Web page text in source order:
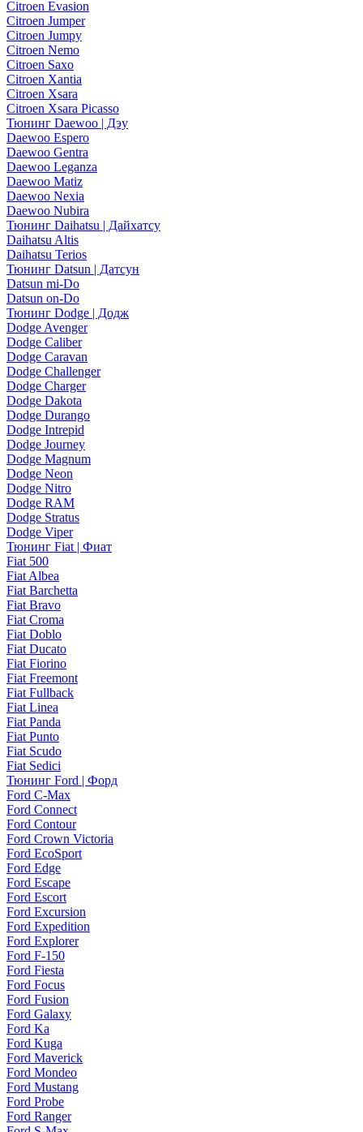
Citroen Evasion
Citroen Jumper
Citroen Jumpy
Citroen Nemo
Citroen Saxo
Citroen Xantia
Citroen Xsara
Citroen Xsara Picasso
Тюнинг Daewoo | Дэу
Daewoo Espero
Daewoo Gentra
Daewoo Leganza
Daewoo Matiz
Daewoo Nexia
Daewoo Nubira
Тюнинг Daihatsu | Дайхатсу
Daihatsu Altis
Daihatsu Terios
Тюнинг Datsun | Датсун
Datsun mi-Do
Datsun on-Do
Тюнинг Dodge | Додж
Dodge Avenger
Dodge Caliber
Dodge Caravan
Dodge Challenger
Dodge Charger
Dodge Dakota
Dodge Durango
Dodge Intrepid
Dodge Journey
Dodge Magnum
Dodge Neon
Dodge Nitro
Dodge RAM
Dodge Stratus
Dodge Viper
Тюнинг Fiat | Фиат
Fiat 500
Fiat Albea
Fiat Barchetta
Fiat Bravo
Fiat Croma
Fiat Doblo
Fiat Ducato
Fiat Fiorino
Fiat Freemont
Fiat Fullback
Fiat Linea
Fiat Panda
Fiat Punto
Fiat Scudo
Fiat Sedici
Тюнинг Ford | Форд
Ford C-Max
Ford Connect
Ford Contour
Ford Crown Victoria
Ford EcoSport
Ford Edge
Ford Escape
Ford Escort
Ford Excursion
Ford Expedition
Ford Explorer
Ford F-150
Ford Fiesta
Ford Focus
Ford Fusion
Ford Galaxy
Ford Ka
Ford Kuga
Ford Maverick
Ford Mondeo
Ford Mustang
Ford Probe
Ford Ranger